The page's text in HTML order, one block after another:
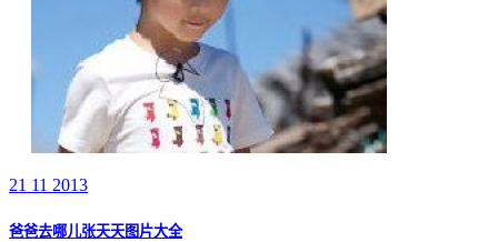
21 11 2013
爸爸去哪儿张天天图片大全